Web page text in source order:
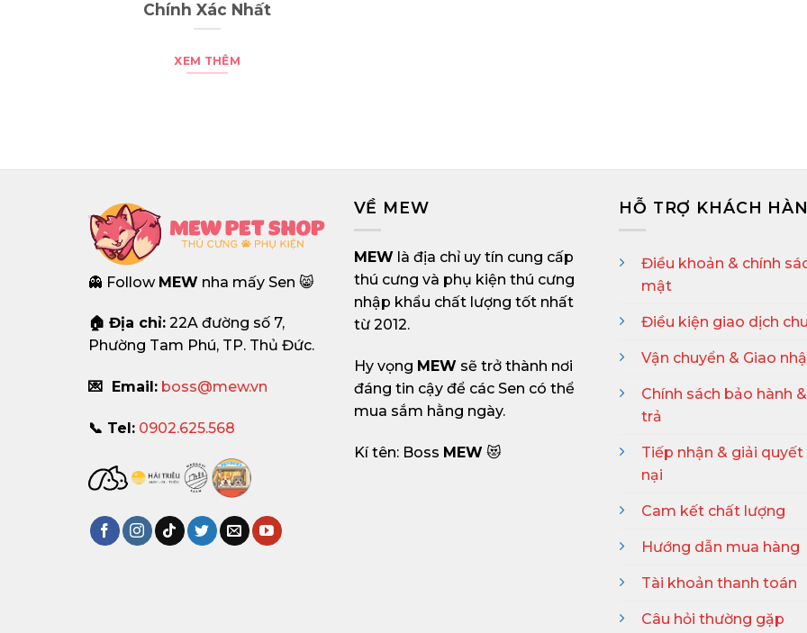
👻 Follow MEW nha mấy Sen 😸
🏠 Địa chỉ: 22A đường số 7,
Phường Tam Phú, TP. Thủ Đức.
💌 Email: boss@mew.vn
📞 Tel: 0902.625.568
VỀ MEW
MEW là địa chỉ uy tín cung cấp
thú cưng và phụ kiện thú cưng
nhập khẩu chất lượng tốt nhất
từ 2012.
Hy vọng MEW sẽ trở thành nơi
đáng tin cậy để các Sen có thể
mua sắm hằng ngày.
Kí tên: Boss MEW 😻
HỖ TRỢ KHÁCH
Điều khoản & chính
mật
Điều kiện giao dịch
Vận chuyển & Giao
Chính sách bảo hành
trả
Tiếp nhận & giải quyết
nại
Cam kết chất lượng
Hướng dẫn mua hàng
Tài khoản thanh toán
Câu hỏi thường gặp